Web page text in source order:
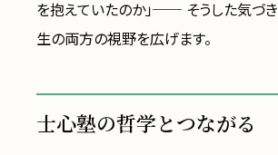
を抱えていたのか」── そうした気づ
生の両方の視野を広げます。
士心塾の哲学とつながる